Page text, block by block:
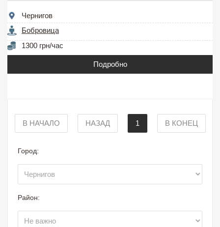
Чернигов
Бобровица
1300 грн/час
Подробно
В НАЧАЛО НАЗАД 1 В КОНЕЦ
Город:
Район: